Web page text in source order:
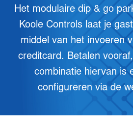
Het modulaire dip & go
Koole Controls laat je
middel van het invoeren
creditcard. Betalen
combinatie hiervan is
configureren via de